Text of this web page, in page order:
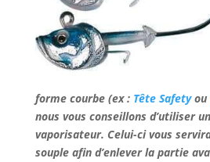
forme courbe (ex : Tête Safetyou
nous vous conseillons d’utiliser
vaporisateur. Celui-ci vous
souple afin d’enlever la partie